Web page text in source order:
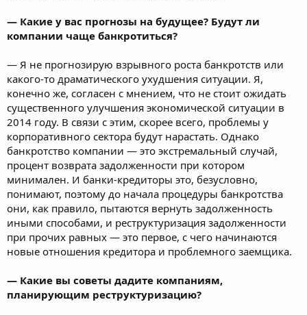
― Какие у вас прогнозы на будущее? Будут ли
компании чаще банкротиться?
― Я не прогнозирую взрывного роста банкротств или
какого-то драматического ухудшения ситуации. Я,
конечно же, согласен с мнением, что не стоит ожидать
существенного улучшения экономической ситуации в
2014 году. В связи с этим, скорее всего, проблемы у
корпоративного сектора будут нарастать. Однако
банкротство компании ― это экстремальный случай,
процент возврата задолженности при котором
минимален. И банки-кредиторы это, безусловно,
понимают, поэтому до начала процедуры банкротства
они, как правило, пытаются вернуть задолженность
иными способами, и реструктуризация задолженности
при прочих равных ― это первое, с чего начинаются
новые отношения кредитора и проблемного заемщика.
― Какие вы советы дадите компаниям,
планирующим реструктуризацию?